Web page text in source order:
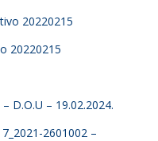
20220215
20220215
D.O.U – 19.02.2024.
2601002 –